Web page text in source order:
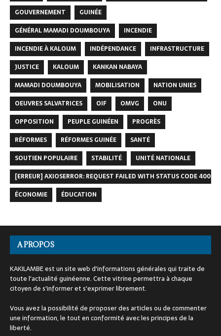
GOUVERNEMENT
GUINÉE
GÉNÉRAL MAMADI DOUMBOUYA
INCENDIE
INCENDIE À KALOUM
INDÉPENDANCE
INFRASTRUCTURE
JUSTICE
KALOUM
KANKAN NABAYA
MAMADI DOUMBOUYA
MOBILISATION
NATION UNIES
OEUVRES SALVATRICES
OIF OMVG
ONU
OPPOSITION
PEUPLE GUINÉEN
PROGRÈS
RÉFORMES
RÉFORMES GUINÉE
SANTÉ
SOUTIEN POPULAIRE
STABILITÉ
UNITÉ NATIONALE
[ERREUR] AXIOSERROR: REQUEST FAILED WITH STATUS CODE 400
ÉCONOMIE
ÉDUCATION
A PROPOS
KAKILAMBE est un site web d'informations générales qui traite de
toute l'actualité guinéenne. Cette vitrine permettra à chaque
citoyen de s'informer et s'exprimer librement.
Vous avez la possibilité de proposer des articles ou de commenter
une information, le tout en conformité avec les principes de la
liberté.